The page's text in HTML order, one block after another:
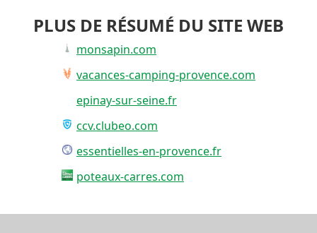
PLUS DE RÉSUMÉ DU SITE WEB
monsapin.com
vacances-camping-provence.com
epinay-sur-seine.fr
ccv.clubeo.com
essentielles-en-provence.fr
poteaux-carres.com